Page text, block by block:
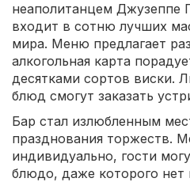
неаполитанцем Джузеппе
входит в сотню лучших
мира. Меню предлагает
алкогольная карта
десятками сортов виски.
блюд смогут заказать
Бар стал излюбленным
празднования торжеств.
индивидуально, гости
блюдо, даже которого нет